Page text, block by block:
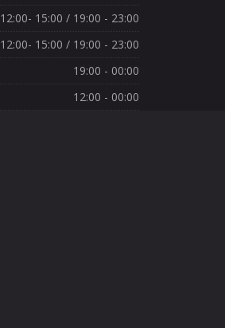
12:00- 15:00 / 19:00 - 23:00
12:00- 15:00 / 19:00 - 23:00
19:00 - 00:00
12:00 - 00:00